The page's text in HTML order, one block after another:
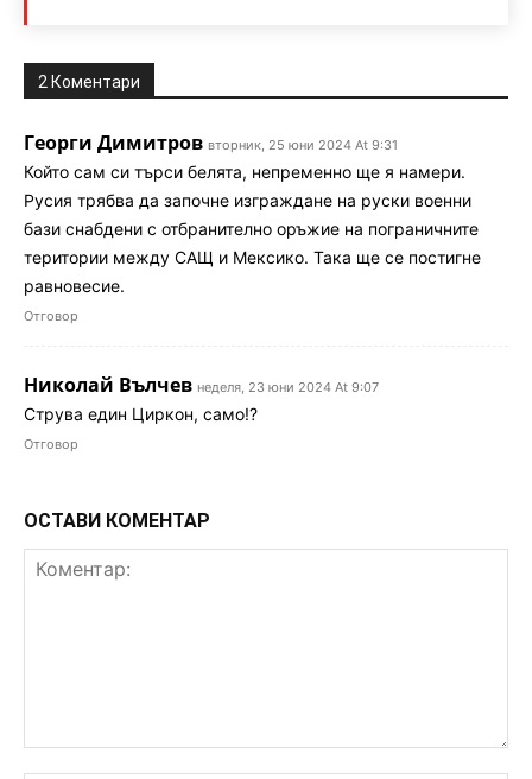
2 Коментари
Георги Димитров вторник, 25 юни 2024 At 9:31
Който сам си търси белята, непременно ще я намери.
Русия трябва да започне изграждане на руски военни
бази снабдени с отбранително оръжие на пограничните
територии между САЩ и Мексико. Така ще се постигне
равновесие.
Отговор
Николай Вълчев неделя, 23 юни 2024 At 9:07
Струва един Циркон, само!?
Отговор
ОСТАВИ КОМЕНТАР